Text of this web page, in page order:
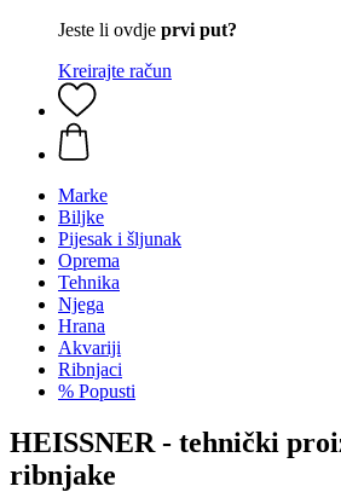
Jeste li ovdje prvi put?
Kreirajte račun
Marke
Biljke
Pijesak i šljunak
Oprema
Tehnika
Njega
Hrana
Akvariji
Ribnjaci
% Popusti
HEISSNER - tehnički
ribnjake